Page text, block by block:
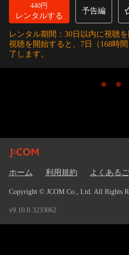
440円
レンタルする
予告編
レンタル期間：30日以内に視聴
視聴を開始すると、7日（168時
了します。
ホーム 利用規約 よくある
Copyright © JCOM Co., Ltd. All Rights
v9.10.0.3233062